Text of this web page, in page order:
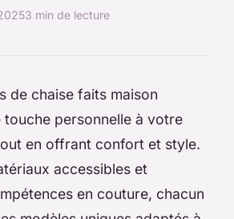
3 min de lecture
de chaise faits maison
touche personnelle à votre
en offrant confort et style.
accessibles et
en couture, chacun